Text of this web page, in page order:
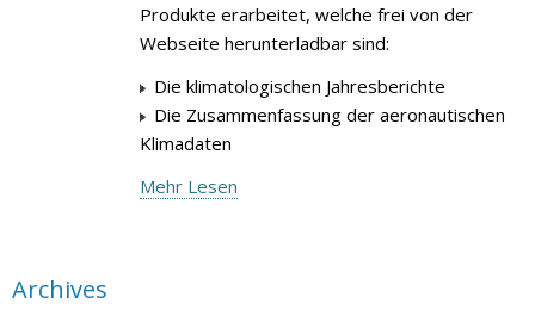
Produkte erarbeitet, welche frei von der
Webseite herunterladbar sind:
Die klimatologischen Jahresberichte
Die Zusammenfassung der aeronautischen
Klimadaten
Mehr Lesen
Archives